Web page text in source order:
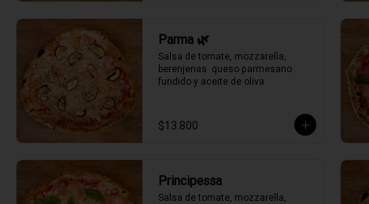
Parma 🌿
Salsa de tomate, mozzarella,
berenjenas  queso parmesano
fundido y aceite de oliva.
$13.800
Principessa
Salsa de tomate, mozzarella,